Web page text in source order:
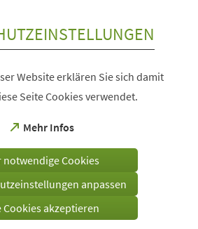
Website erklären Sie sich damit
Seite Cookies verwendet.
Mehr Infos
(Öffnet
einem
Tab)
notwendige Cookies
anpassen
Cookies akzeptieren